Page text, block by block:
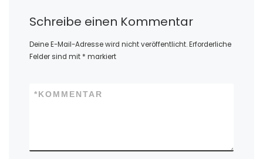
Schreibe einen Kommentar
Deine E-Mail-Adresse wird nicht veröffentlicht.Erforderliche
Felder sind mit * markiert
KOMMENTAR
*